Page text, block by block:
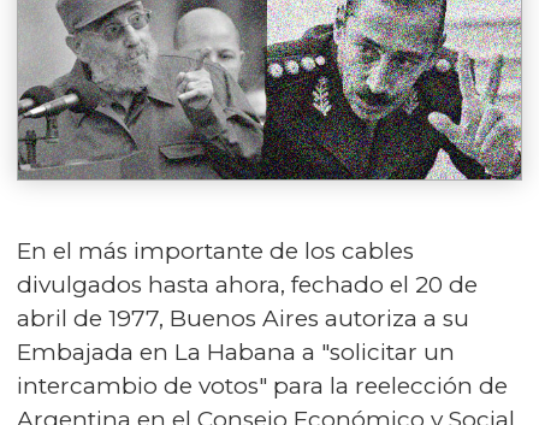
En el más importante de los cables
divulgados hasta ahora, fechado el 20 de
abril de 1977, Buenos Aires autoriza a su
Embajada en La Habana a "solicitar un
intercambio de votos" para la reelección de
Argentina en el Consejo Económico y Social